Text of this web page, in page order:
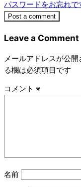
パスワードをお忘れで
Post a comment
Leave a Comment
メールアドレスが公開
る欄は必須項目です
コメント ※
名前